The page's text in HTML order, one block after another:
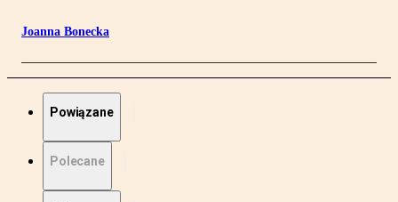
Joanna Bonecka
Powiązane
Polecane